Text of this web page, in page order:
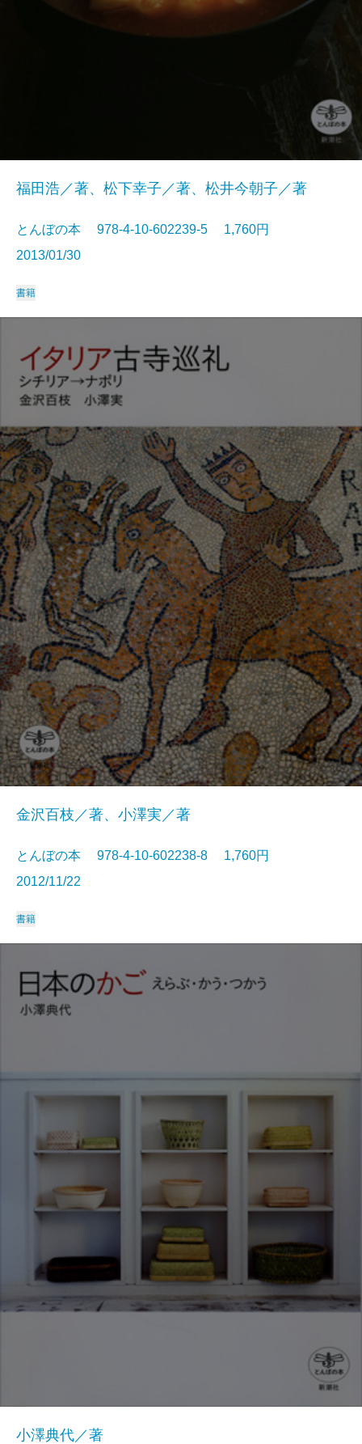
福田浩／著、松下幸子／著、松井今朝子／著
とんぼの本 978-4-10-602239-5 1,760円
2013/01/30
書籍
金沢百枝／著、小澤実／著
とんぼの本 978-4-10-602238-8 1,760円
2012/11/22
書籍
小澤典代／著